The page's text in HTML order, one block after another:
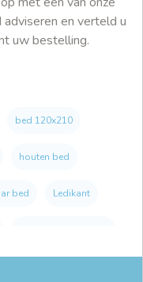
en verteld u
uw bestelling.
bed 120x210
houten bed
bed Ledikant